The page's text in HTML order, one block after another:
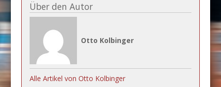
Über den Autor
Otto Kolbinger
Alle Artikel von Otto Kolbinger